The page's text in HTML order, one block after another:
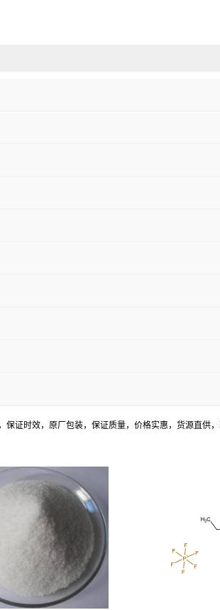
证时效，原厂包装，保证质量，价格实惠，货源直供